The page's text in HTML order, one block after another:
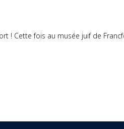
! Cette fois au musée juif de